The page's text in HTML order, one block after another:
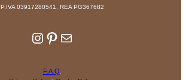
P.IVA 03917280541, REA PG367682
Instagram Pinterest Email
F.A.Q.